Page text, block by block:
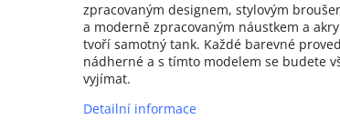
zpracovaným designem, stylovým
a moderně zpracovaným náustkem a
tvoří samotný tank. Každé barevné
nádherné a s tímto modelem se budete
vyjímat.
Detailní informace